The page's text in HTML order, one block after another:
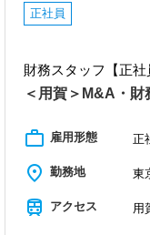
【求職者へのメッセー
当社の実践型インター
常に自ら学ぶ姿勢で臨
むことが自信に繋がり
自分が「将来こうなり
新しい扉を開けるのは
【現役スタッフの声】
積み重ねてこられた
新たなマネージャー候
やる気とコミュニケー
税理士はサービス業
います。
スキルと経験に合わせ
よう私たちもバックア
最初は自信が無くても
一緒に事務所を盛り立
【こんな方を求めてい
正社員
財務スタッフ【正
＜用賀＞M&A・財
work_outline 雇用形態 正
place 勤務地 東
train アクセス 用